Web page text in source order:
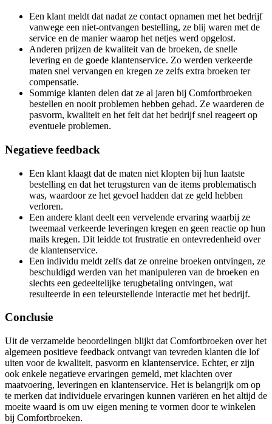
Een klant meldt dat nadat ze contact opnamen met het bedrijf
vanwege een niet-ontvangen bestelling, ze blij waren met de
service en de manier waarop het netjes werd opgelost.
Anderen prijzen de kwaliteit van de broeken, de snelle
levering en de goede klantenservice. Zo werden verkeerde
maten snel vervangen en kregen ze zelfs extra broeken ter
compensatie.
Sommige klanten delen dat ze al jaren bij Comfortbroeken
bestellen en nooit problemen hebben gehad. Ze waarderen de
pasvorm, kwaliteit en het feit dat het bedrijf snel reageert op
eventuele problemen.
Negatieve feedback
Een klant klaagt dat de maten niet klopten bij hun laatste
bestelling en dat het terugsturen van de items problematisch
was, waardoor ze het gevoel hadden dat ze geld hebben
verloren.
Een andere klant deelt een vervelende ervaring waarbij ze
tweemaal verkeerde leveringen kregen en geen reactie op hun
mails kregen. Dit leidde tot frustratie en ontevredenheid over
de klantenservice.
Een individu meldt zelfs dat ze onreine broeken ontvingen, ze
beschuldigd werden van het manipuleren van de broeken en
slechts een gedeeltelijke terugbetaling ontvingen, wat
resulteerde in een teleurstellende interactie met het bedrijf.
Conclusie
Uit de verzamelde beoordelingen blijkt dat Comfortbroeken over het
algemeen positieve feedback ontvangt van tevreden klanten die lof
uiten voor de kwaliteit, pasvorm en klantenservice. Echter, er zijn
ook enkele negatieve ervaringen gemeld, met klachten over
maatvoering, leveringen en klantenservice. Het is belangrijk om op
te merken dat individuele ervaringen kunnen variëren en het altijd de
moeite waard is om uw eigen mening te vormen door te winkelen
bij Comfortbroeken.